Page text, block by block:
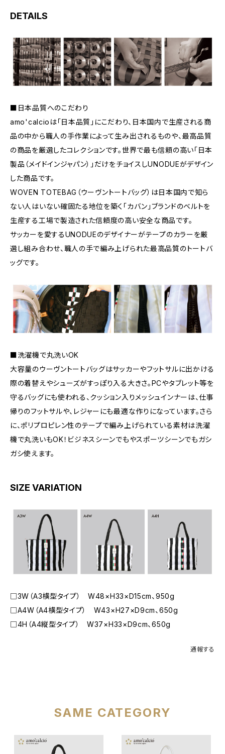
DETAILS
■日本品質へのこだわり
amo'calcioは「日本品質」にこだわり、日本国内で生産される商
品の中から職人の手作業によって生み出されるものや、最高品質
の商品を厳選したコレクションです。世界で最も信頼の高い「日本
製品（メイドインジャパン）」だけをチョイスしUNODUEがデザイン
した商品です。
WOVEN TOTEBAG（ウーヴントートバッグ）は日本国内で知ら
ない人はいない確固たる地位を築く「カバン」ブランドのベルトを
生産する工場で製造された信頼度の高い安全な商品です。
サッカーを愛するUNODUEのデザイナーがテープのカラーを厳
選し組み合わせ、職人の手で編み上げられた最高品質のトートバ
ッグです。
■洗濯機で丸洗いOK
大容量のウーヴントートバッグはサッカーやフットサルに出かける
際の着替えやシューズがすっぽり入る大きさ。PCやタブレット等を
守るバッグにも使われる、クッション入りメッシュインナーは、仕事
帰りのフットサルや、レジャーにも最適な作りになっています。さら
に、ポリプロピレン性のテープで編み上げられている素材は洗濯
機で丸洗いもOK！ビジネスシーンでもやスポーツシーンでもガシ
ガシ使えます。
SIZE VARIATION
□3W（A3横型タイプ） W48×H33×D15cm、950g
□A4W（A4横型タイプ） W43×H27×D9cm、650g
□4H（A4縦型タイプ） W37×H33×D9cm、650g
通報する
SAME CATEGORY